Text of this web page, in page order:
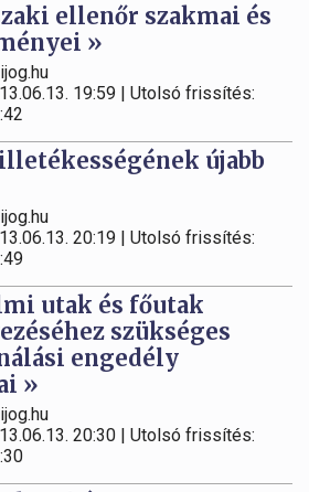
ellenőr szakmai és
»
19:59 | Utolsó frissítés:
újabb
20:19 | Utolsó frissítés:
utak és főutak
szükséges
engedély
»
20:30 | Utolsó frissítés: